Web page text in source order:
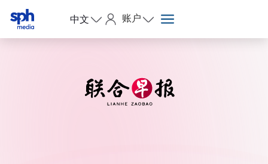
中文 账户